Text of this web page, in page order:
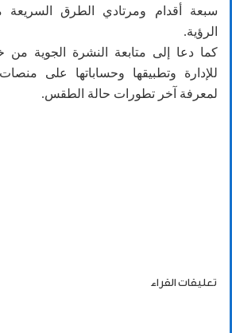
سبعة أقدام ومرتادي الطرق
الرؤية.
كما دعا إلى متابعة النشرة الجوية من
للإدارة وتطبيقها وحساباتها على
لمعرفة آخر تطورات حالة الطقس.
تعليقات القراء